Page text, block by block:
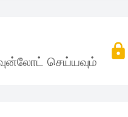
செய்யவும்